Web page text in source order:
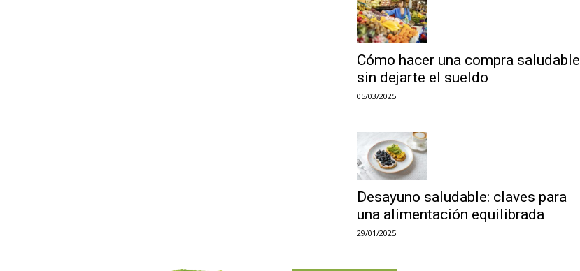
Cómo hacer una compra saludable
sin dejarte el sueldo
05/03/2025
Desayuno saludable: claves para
una alimentación equilibrada
29/01/2025